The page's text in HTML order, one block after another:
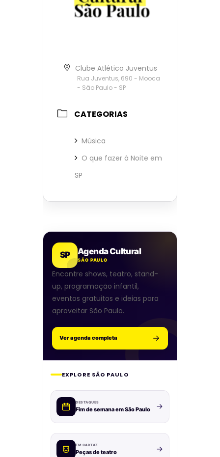
Clube Atlético Juventus
Rua Juventus, 690 - Mooca
- São Paulo - SP
CATEGORIAS
Música
O que fazer à Noite em
SP
SP Agenda Cultural
SÃO PAULO
Encontre shows, teatro, stand-
up, programação infantil,
eventos gratuitos e ideias para
aproveitar São Paulo.
Ver agenda completa
EXPLORE SÃO PAULO
DESTAQUES
Fim de semana em São Paulo
EM CARTAZ
Peças de teatro